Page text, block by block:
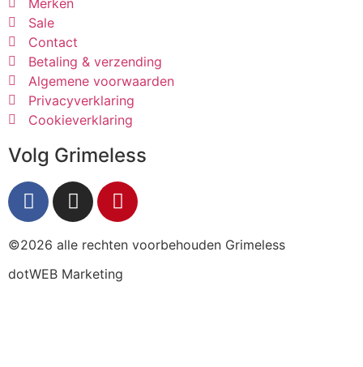
Sale
Contact
Betaling & verzending
Algemene voorwaarden
Privacyverklaring
Cookieverklaring
Volg Grimeless
©2026 alle rechten voorbehouden Grimeless
dotWEB Marketing